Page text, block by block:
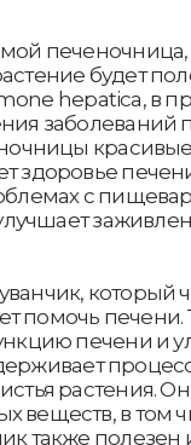
печеночница,
будет
hepatica, в
заболеваний
здоровье
с
который
помочь печени.
печени и
растения.
веществ, в том
также